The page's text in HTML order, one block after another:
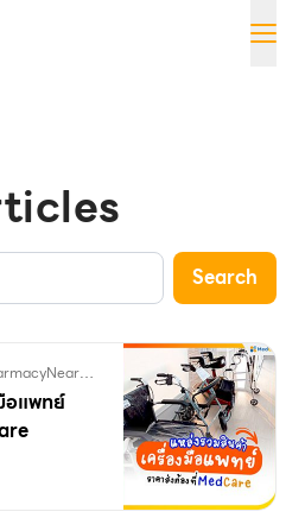
Search
ขายส่งเครื่องมือแพทย์ คลองเตย
อแพทย์